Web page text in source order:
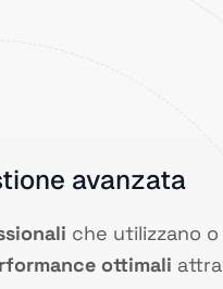
avanzata
che utilizzano
ottimali